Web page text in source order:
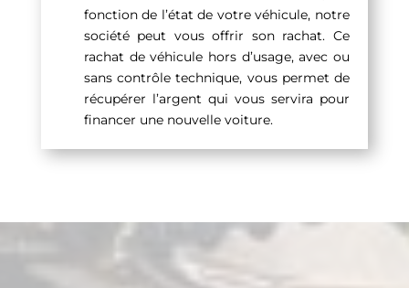
fonction de l’état de votre véhicule, notre
société peut vous offrir son rachat. Ce
rachat de véhicule hors d’usage, avec ou
sans contrôle technique, vous permet de
récupérer l’argent qui vous servira pour
financer une nouvelle voiture.